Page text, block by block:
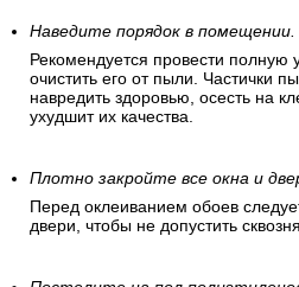
Наведите порядок в помещении.
Рекомендуется провести полную
очистить его от пыли. Частички
навредить здоровью, осесть на
ухудшит их качества.
Плотно закройте все окна и
Перед оклеиванием обоев
двери, чтобы не допустить